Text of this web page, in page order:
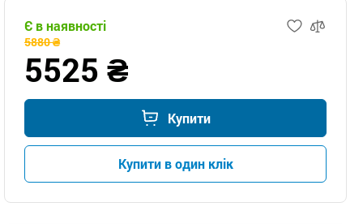
Є в наявності
5880 ₴
5525 ₴
Купити
Купити в один клік